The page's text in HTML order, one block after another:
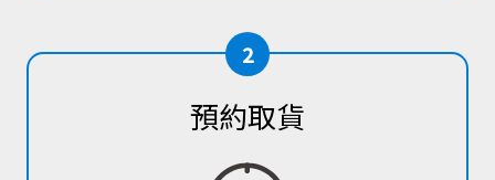
2
預約取貨